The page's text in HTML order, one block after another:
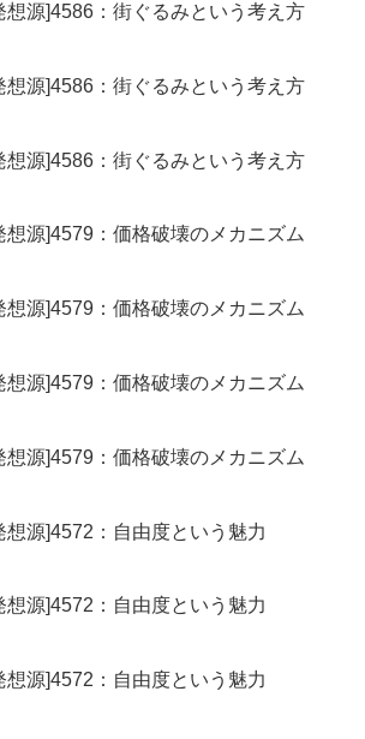
想源]4586：街ぐるみという考え方
想源]4586：街ぐるみという考え方
想源]4586：街ぐるみという考え方
想源]4579：価格破壊のメカニズム
想源]4579：価格破壊のメカニズム
想源]4579：価格破壊のメカニズム
想源]4579：価格破壊のメカニズム
想源]4572：自由度という魅力
想源]4572：自由度という魅力
想源]4572：自由度という魅力